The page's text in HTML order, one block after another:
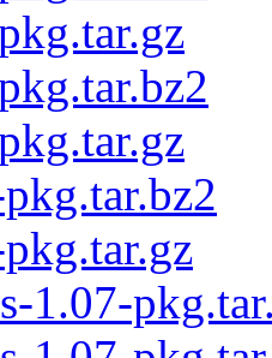
1.07-